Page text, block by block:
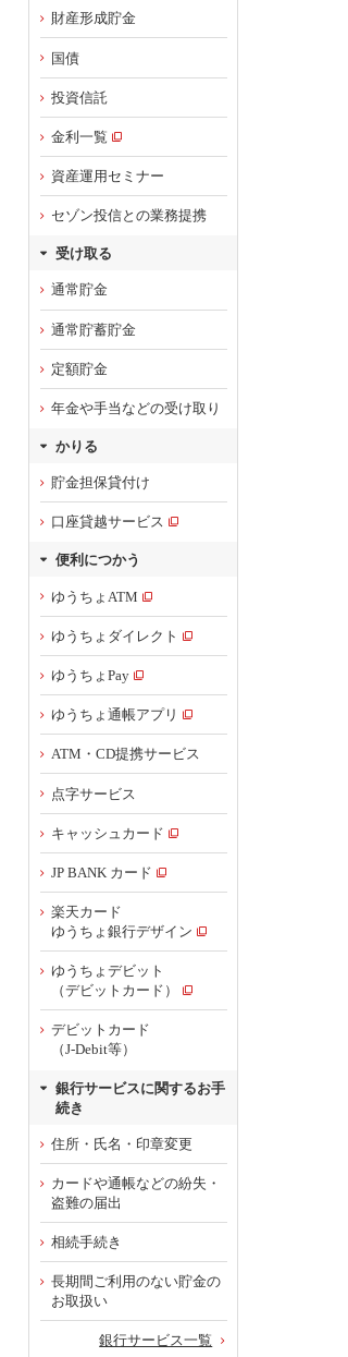
財産形成貯金
国債
投資信託
金利一覧
資産運用セミナー
セゾン投信との業務提携
受け取る
通常貯金
通常貯蓄貯金
定額貯金
年金や手当などの受け取り
かりる
貯金担保貸付け
口座貸越サービス
便利につかう
ゆうちょATM
ゆうちょダイレクト
ゆうちょPay
ゆうちょ通帳アプリ
ATM・CD提携サービス
点字サービス
キャッシュカード
JP BANK カード
楽天カード
ゆうちょ銀行デザイン
ゆうちょデビット
（デビットカード）
デビットカード
（J-Debit等）
銀行サービスに関するお手
続き
住所・氏名・印章変更
カードや通帳などの紛失・
盗難の届出
相続手続き
長期間ご利用のない貯金の
お取扱い
銀行サービス一覧